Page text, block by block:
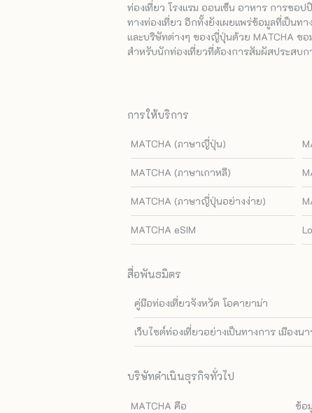
ท่องเที่ยว โรงแรม ออนเซ็น อาหาร การชอป
ทางท่องเที่ยว อีกทั้งยังเผยแพร่ข้อมูลที่เป็น
และบริษัทต่างๆ ของญี่ปุ่นด้วย MATCHA ข
สำหรับนักท่องเที่ยวที่ต้องการสัมผัสประสบ
การให้บริการ
MATCHA (ภาษาญี่ปุ่น)
MATCHA (ภาษาเกาหลี)
MATCHA (ภาษาญี่ปุ่นอย่างง่าย)
MATCHA eSIM
สื่อพันธมิตร
คู่มือท่องเที่ยวจังหวัด โอคายาม่า
เว็บไซต์ท่องเที่ยวอย่างเป็นทางการ เมืองนา
บริษัทดำเนินธุรกิจทั่วไป
MATCHA คือ ข้อ